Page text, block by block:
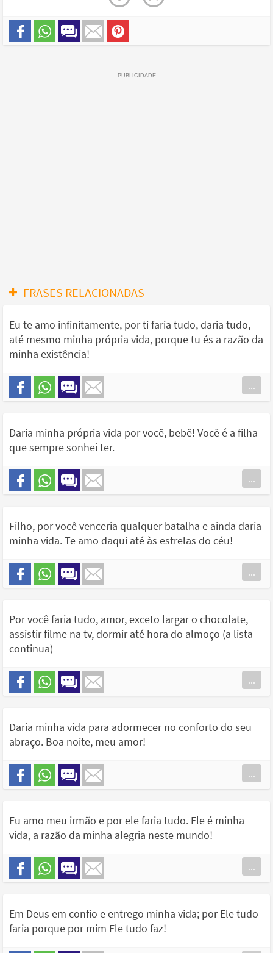
FRASES RELACIONADAS
Eu te amo infinitamente, por ti faria tudo, daria tudo,
até mesmo minha própria vida, porque tu és a razão da
minha existência!
...
Daria minha própria vida por você, bebê! Você é a filha
que sempre sonhei ter.
...
Filho, por você venceria qualquer batalha e ainda daria
minha vida. Te amo daqui até às estrelas do céu!
...
Por você faria tudo, amor, exceto largar o chocolate,
assistir filme na tv, dormir até hora do almoço (a lista
continua)
...
Daria minha vida para adormecer no conforto do seu
abraço. Boa noite, meu amor!
...
Eu amo meu irmão e por ele faria tudo. Ele é minha
vida, a razão da minha alegria neste mundo!
...
Em Deus em confio e entrego minha vida; por Ele tudo
faria porque por mim Ele tudo faz!